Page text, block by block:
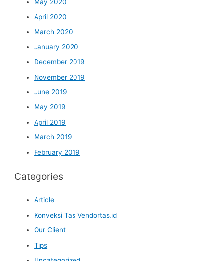
May 2020
April 2020
March 2020
January 2020
December 2019
November 2019
June 2019
May 2019
April 2019
March 2019
February 2019
Categories
Article
Konveksi Tas Vendortas.id
Our Client
Tips